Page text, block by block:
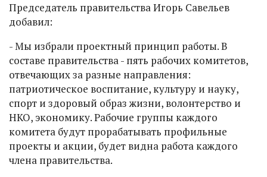
Председатель правительства Игорь Савельев
добавил:
- Мы избрали проектный принцип работы. В
составе правительства - пять рабочих комитетов,
отвечающих за разные направления:
патриотическое воспитание, культуру и науку,
спорт и здоровый образ жизни, волонтерство и
НКО, экономику. Рабочие группы каждого
комитета будут прорабатывать профильные
проекты и акции, будет видна работа каждого
члена правительства.